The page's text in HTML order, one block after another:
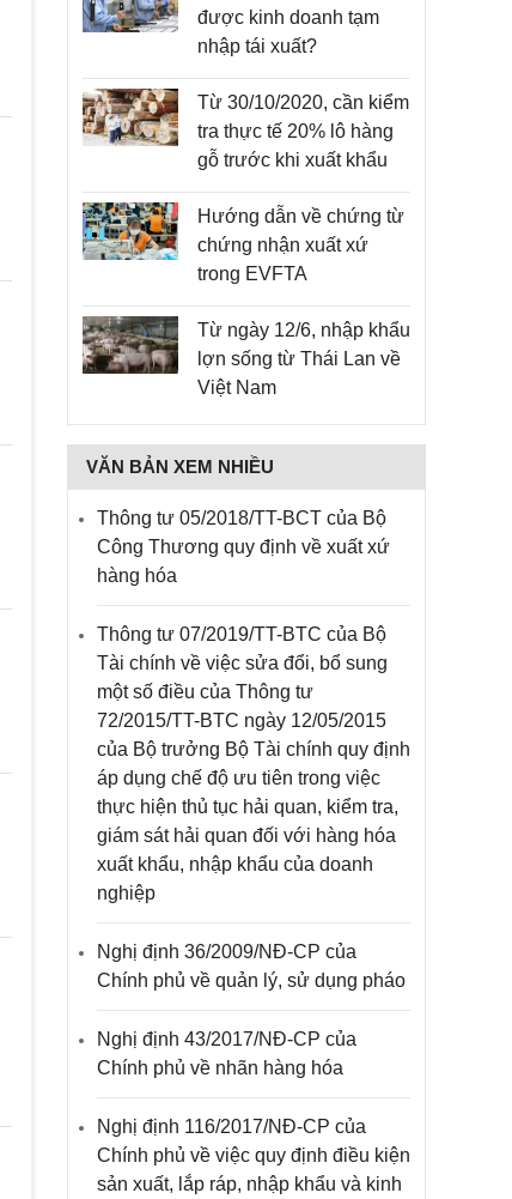
được kinh doanh tạm
nhập tái xuất?
Từ 30/10/2020, cần kiểm
tra thực tế 20% lô hàng
gỗ trước khi xuất khẩu
Hướng dẫn về chứng từ
chứng nhận xuất xứ
trong EVFTA
Từ ngày 12/6, nhập khẩu
lợn sống từ Thái Lan về
Việt Nam
VĂN BẢN XEM NHIỀU
Thông tư 05/2018/TT-BCT của Bộ
Công Thương quy định về xuất xứ
hàng hóa
Thông tư 07/2019/TT-BTC của Bộ
Tài chính về việc sửa đổi, bổ sung
một số điều của Thông tư
72/2015/TT-BTC ngày 12/05/2015
của Bộ trưởng Bộ Tài chính quy định
áp dụng chế độ ưu tiên trong việc
thực hiện thủ tục hải quan, kiểm tra,
giám sát hải quan đối với hàng hóa
xuất khẩu, nhập khẩu của doanh
nghiệp
Nghị định 36/2009/NĐ-CP của
Chính phủ về quản lý, sử dụng pháo
Nghị định 43/2017/NĐ-CP của
Chính phủ về nhãn hàng hóa
Nghị định 116/2017/NĐ-CP của
Chính phủ về việc quy định điều kiện
sản xuất, lắp ráp, nhập khẩu và kinh